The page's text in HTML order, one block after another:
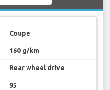
Coupe
160 g/km
Rear wheel drive
95